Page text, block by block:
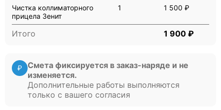
Чистка коллиматорного
прицела Зенит
1 1 500 ₽
Итого 1 900 ₽
₽
Смета фиксируется в заказ-наряде и не
изменяется.
Дополнительные работы выполняются
только с вашего согласия